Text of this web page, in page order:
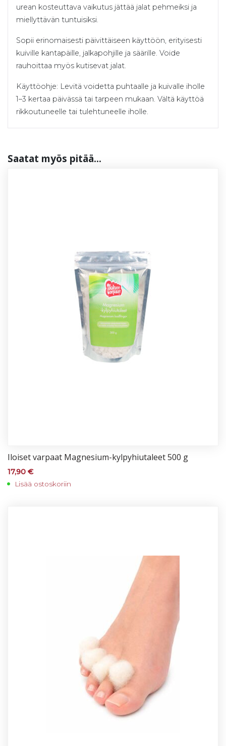
urean kosteuttava vaikutus jättää jalat pehmeiksi ja
miellyttävän tuntuisiksi.
Sopii erinomaisesti päivittäiseen käyttöön, erityisesti
kuiville kantapäille, jalkapohjille ja säärille. Voide
rauhoittaa myös kutisevat jalat.
Käyttöohje: Levitä voidetta puhtaalle ja kuivalle iholle
1–3 kertaa päivässä tai tarpeen mukaan. Vältä käyttöä
rikkoutuneelle tai tulehtuneelle iholle.
Saa­tat myös pi­tää...
Iloi­set var­paat Mag­ne­sium-kyl­py­hiu­ta­leet 500 g
17,90 €
Lisää ostoskoriin